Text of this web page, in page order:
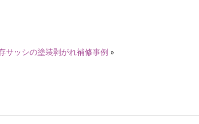
サッシの塗装剥がれ補修事例 »